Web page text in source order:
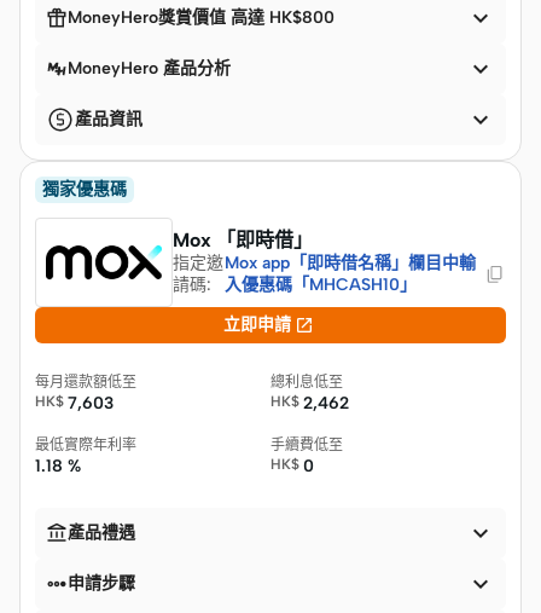
MoneyHero獎賞價值 高達 HK$800 
MoneyHero 產品分析 
產品資訊 
獨家優惠碼
Mox 「即時借」
指定邀
請碼:
Mox app「即時借名稱」欄目中輸
入優惠碼「MHCASH10」
立即申請 
每月還款額低至
HK$ 7,603
總利息低至
HK$ 2,462
最低實際年利率
1.18 %
手續費低至
HK$ 0
產品禮遇 
申請步驟 